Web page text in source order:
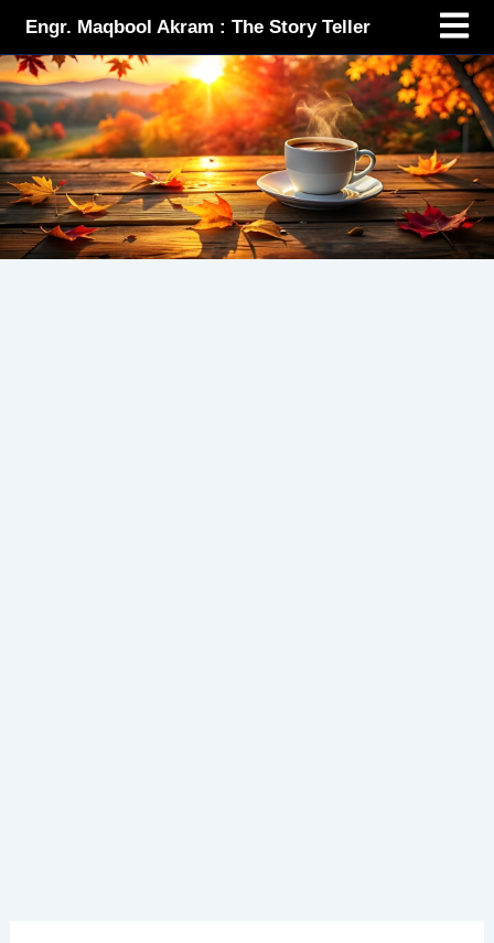
content
Engr. Maqbool Akram : The Story Teller
Menu